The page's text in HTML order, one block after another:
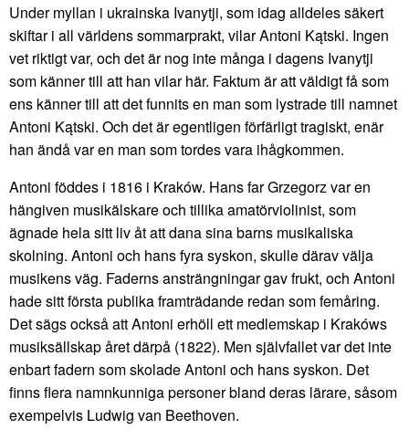
Under myllan i ukrainska Ivanytji, som idag alldeles säkert
skiftar i all världens sommarprakt, vilar Antoni Kątski. Ingen
vet riktigt var, och det är nog inte många i dagens Ivanytji
som känner till att han vilar här. Faktum är att väldigt få som
ens känner till att det funnits en man som lystrade till namnet
Antoni Kątski. Och det är egentligen förfärligt tragiskt, enär
han ändå var en man som tordes vara ihågkommen.
Antoni föddes i 1816 i Kraków. Hans far Grzegorz var en
hängiven musikälskare och tillika amatörviolinist, som
ägnade hela sitt liv åt att dana sina barns musikaliska
skolning. Antoni och hans fyra syskon, skulle därav välja
musikens väg. Faderns ansträngningar gav frukt, och Antoni
hade sitt första publika framträdande redan som femåring.
Det sägs också att Antoni erhöll ett medlemskap i Krakóws
musiksällskap året därpå (1822). Men självfallet var det inte
enbart fadern som skolade Antoni och hans syskon. Det
finns flera namnkunniga personer bland deras lärare, såsom
exempelvis Ludwig van Beethoven.